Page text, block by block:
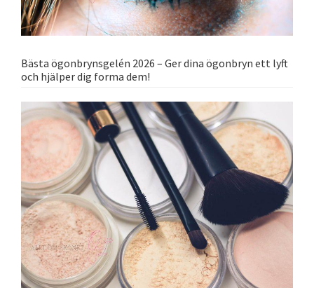
Bästa ögonbrynsgelén 2026 – Ger dina ögonbryn ett lyft
och hjälper dig forma dem!